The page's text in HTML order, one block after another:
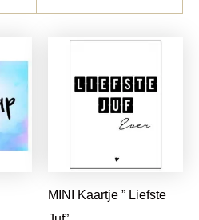
MINI Kaartje ” Liefste